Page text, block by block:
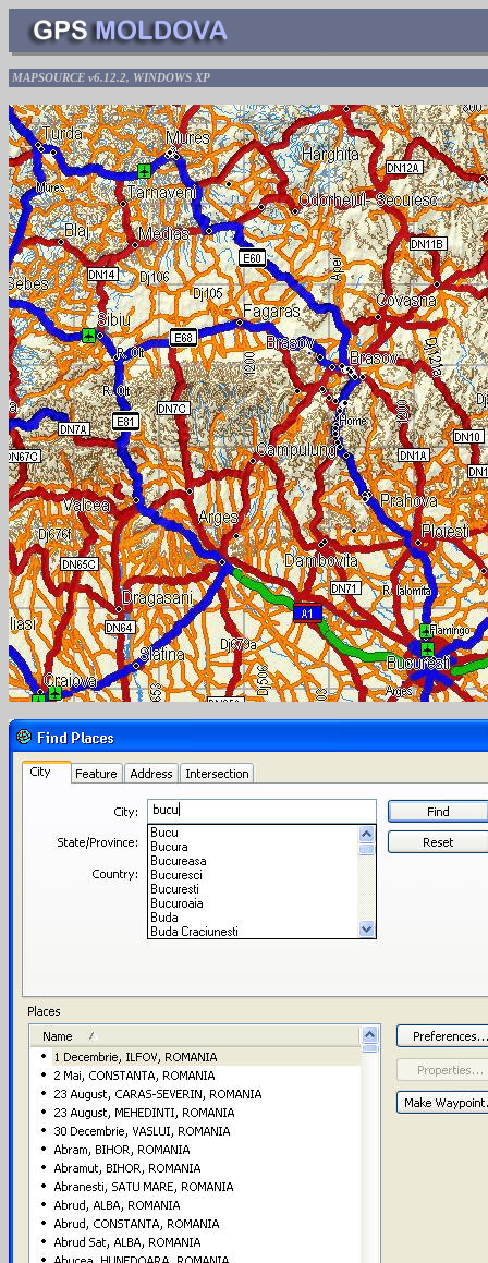
MAPSOURCE v6.12.2, WINDOWS XP